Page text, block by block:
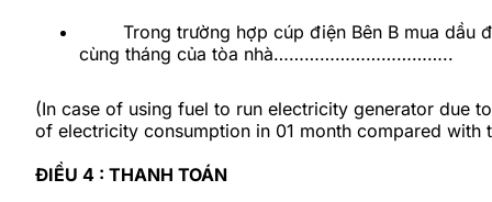
Trong trường hợp cúp điện Bên B mua dầu
cùng tháng của tòa nhà……………………………..
(In case of using fuel to run electricity generator due
of electricity consumption in 01 month compared
ĐIỀU 4 : THANH TOÁN